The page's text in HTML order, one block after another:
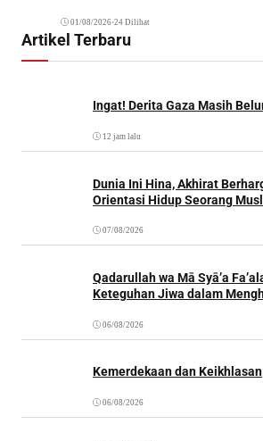
01/08/2026•24 Dilihat
Artikel Terbaru
Ingat! Derita Gaza Masih
12 jam lalu
Dunia Ini Hina, Akhirat
Orientasi Hidup Seorang
07/08/2026
Qadarullah wa Mā Syā’a
Keteguhan Jiwa dalam
06/08/2026
Kemerdekaan dan Keikhlasan
06/08/2026